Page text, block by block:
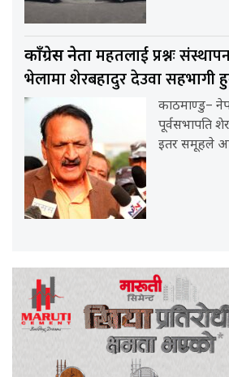
काँग्रेस नेतामहतलाई प्रश्नः
भेलामा शेरबहादुर देउवा सहभागी
काठमाण्डु–
पूर्वसभापति
इतर समूहले